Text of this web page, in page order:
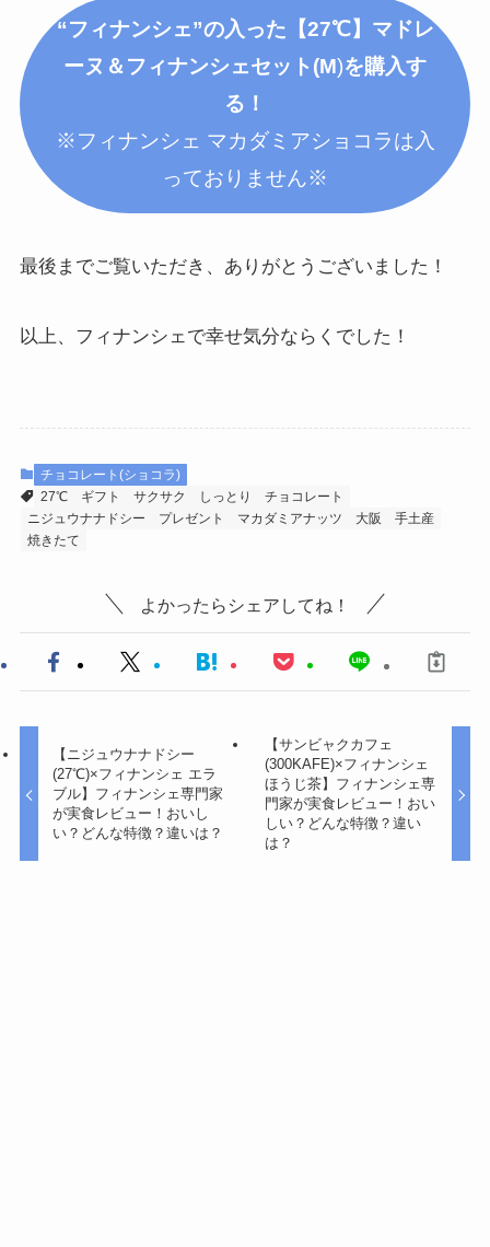
“フィナンシェ”の入った【27℃】マドレ
ーヌ＆フィナンシェセット(M)を購入す
る！
※フィナンシェ マカダミアショコラは入
っておりません※
最後までご覧いただき、ありがとうございました！
以上、フィナンシェで幸せ気分ならくでした！
チョコレート(ショコラ)
27℃
ギフト サクサク しっとり
チョコレート
ニジュウナナドシー
プレゼント マカダミアナッツ 大阪
手土産
焼きたて
よかったらシェアしてね！
【ニジュウナナドシー
(27℃)×フィナンシェ エラ
ブル】フィナンシェ専門家
が実食レビュー！おいし
い？どんな特徴？違いは？
【サンビャクカフェ
(300KAFE)×フィナンシェ
ほうじ茶】フィナンシェ専
門家が実食レビュー！おい
しい？どんな特徴？違い
は？